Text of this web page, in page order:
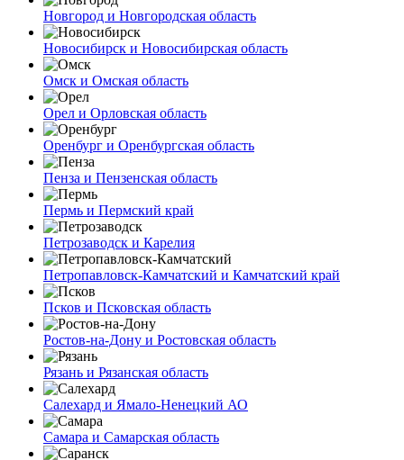
Новгород и Новгородская область
Новосибирск и Новосибирская область
Омск и Омская область
Орел и Орловская область
Оренбург и Оренбургская область
Пенза и Пензенская область
Пермь и Пермский край
Петрозаводск и Карелия
Петропавловск-Камчатский и Камчатский край
Псков и Псковская область
Ростов-на-Дону и Ростовская область
Рязань и Рязанская область
Салехард и Ямало-Ненецкий АО
Самара и Самарская область